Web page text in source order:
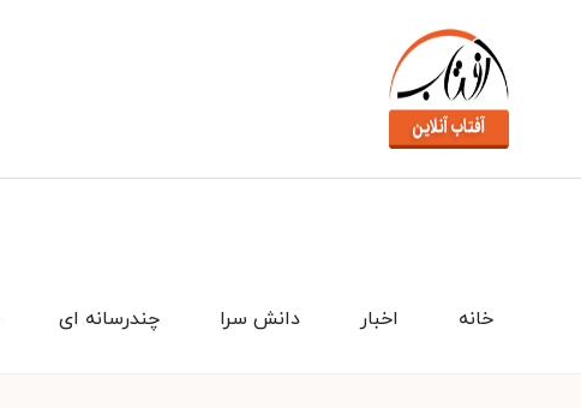
چندرسانه ای دانش سرا اخبار خانه